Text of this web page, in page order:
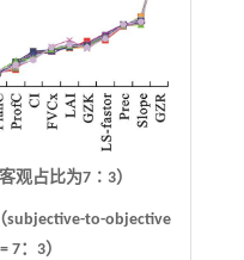
观占比为7∶3）
subjective-to-objective
7：3）